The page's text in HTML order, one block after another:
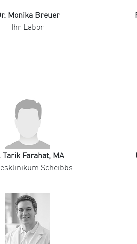
Monika Breuer
Ihr Labor
Tarik Farahat, MA
Scheibbs